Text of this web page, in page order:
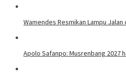
Wamendes Resmikan Lampu Jalan
Apolo Safanpo: Musrenbang 2027